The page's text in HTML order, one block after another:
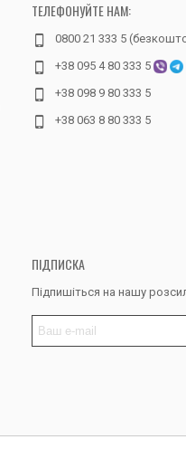
ТЕЛЕФОНУЙТЕ НАМ:
0800 21 333 5
+38 095 4 80 333 5
+38 098 9 80 333 5
+38 063 8 80 333 5
ПІДПИСКА
Підпишіться на нашу
Дякую за все,